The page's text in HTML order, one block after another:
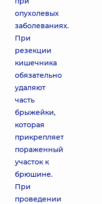
опухолевых
заболеваниях.
При
резекции
кишечника
обязательно
удаляют
часть
брыжейки,
которая
прикрепляет
пораженный
участок к
брюшине.
При
проведении